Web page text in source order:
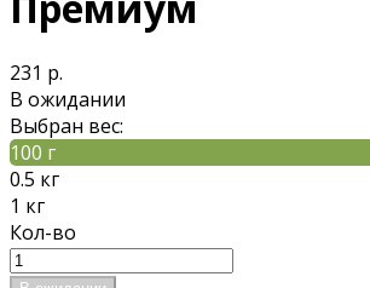
231 р.
В ожидании
Выбран вес:
100 г
0.5 кг
1 кг
Кол-во